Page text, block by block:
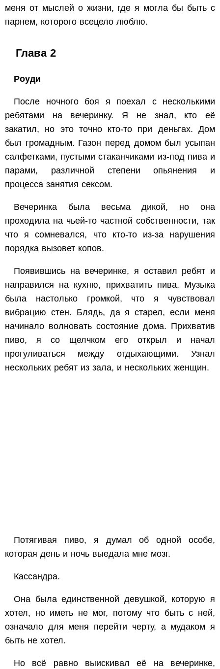
меня от мыслей о жизни, где я могла бы быть с
парнем, которого всецело люблю.
Глава 2
Роуди
После ночного боя я поехал с несколькими
ребятами на вечеринку. Я не знал, кто её
закатил, но это точно кто-то при деньгах. Дом
был громадным. Газон перед домом был усыпан
салфетками, пустыми стаканчиками из-под пива и
парами, различной степени опьянения и
процесса занятия сексом.
Вечеринка была весьма дикой, но она
проходила на чьей-то частной собственности, так
что я сомневался, что кто-то из-за нарушения
порядка вызовет копов.
Появившись на вечеринке, я оставил ребят и
направился на кухню, прихватить пива. Музыка
была настолько громкой, что я чувствовал
вибрацию стен. Блядь, да я старел, если меня
начинало волновать состояние дома. Прихватив
пиво, я со щелчком его открыл и начал
прогуливаться между отдыхающими. Узнал
нескольких ребят из зала, и нескольких женщин.
Потягивая пиво, я думал об одной особе,
которая день и ночь выедала мне мозг.
Кассандра.
Она была единственной девушкой, которую я
хотел, но иметь не мог, потому что быть с ней,
означало для меня перейти черту, а мудаком я
быть не хотел.
Но всё равно выискивал её на вечеринке,